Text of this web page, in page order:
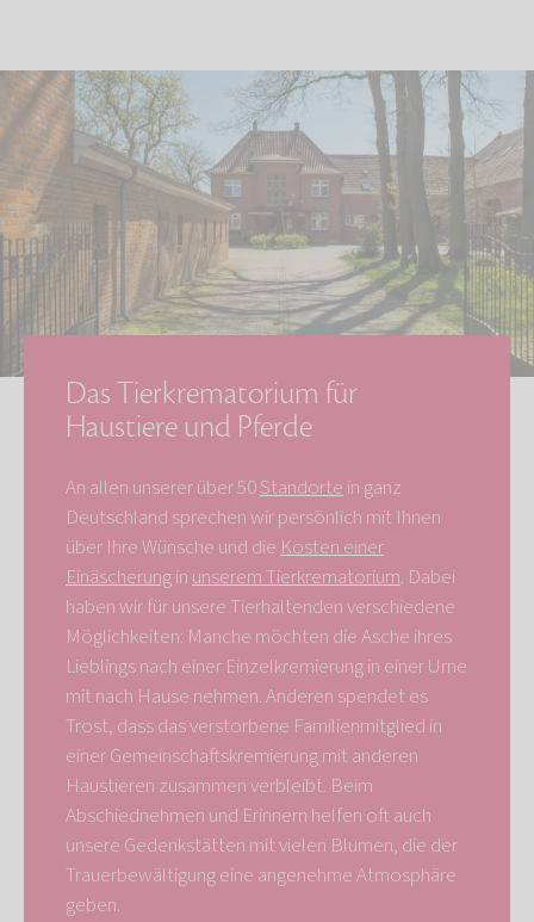
Das Tierkrematorium für
Haustiere und Pferde
An allen unserer über 50Standortein ganz
Deutschland sprechen wir persönlich mit Ihnen
über Ihre Wünsche und dieKosten einer
Einäscherunginunserem Tierkrematorium. Dabei
haben wir für unsere Tierhaltenden verschiedene
Möglichkeiten: Manche möchten die Asche ihres
Lieblings nach einer Einzelkremierung in einer Urne
mit nach Hause nehmen. Anderen spendet es
Trost, dass das verstorbene Familienmitglied in
einer Gemeinschaftskremierung mit anderen
Haustieren zusammen verbleibt. Beim
Abschiednehmen und Erinnern helfen oft auch
unsere Gedenkstätten mit vielen Blumen, die der
Trauerbewältigung eine angenehme Atmosphäre
geben.